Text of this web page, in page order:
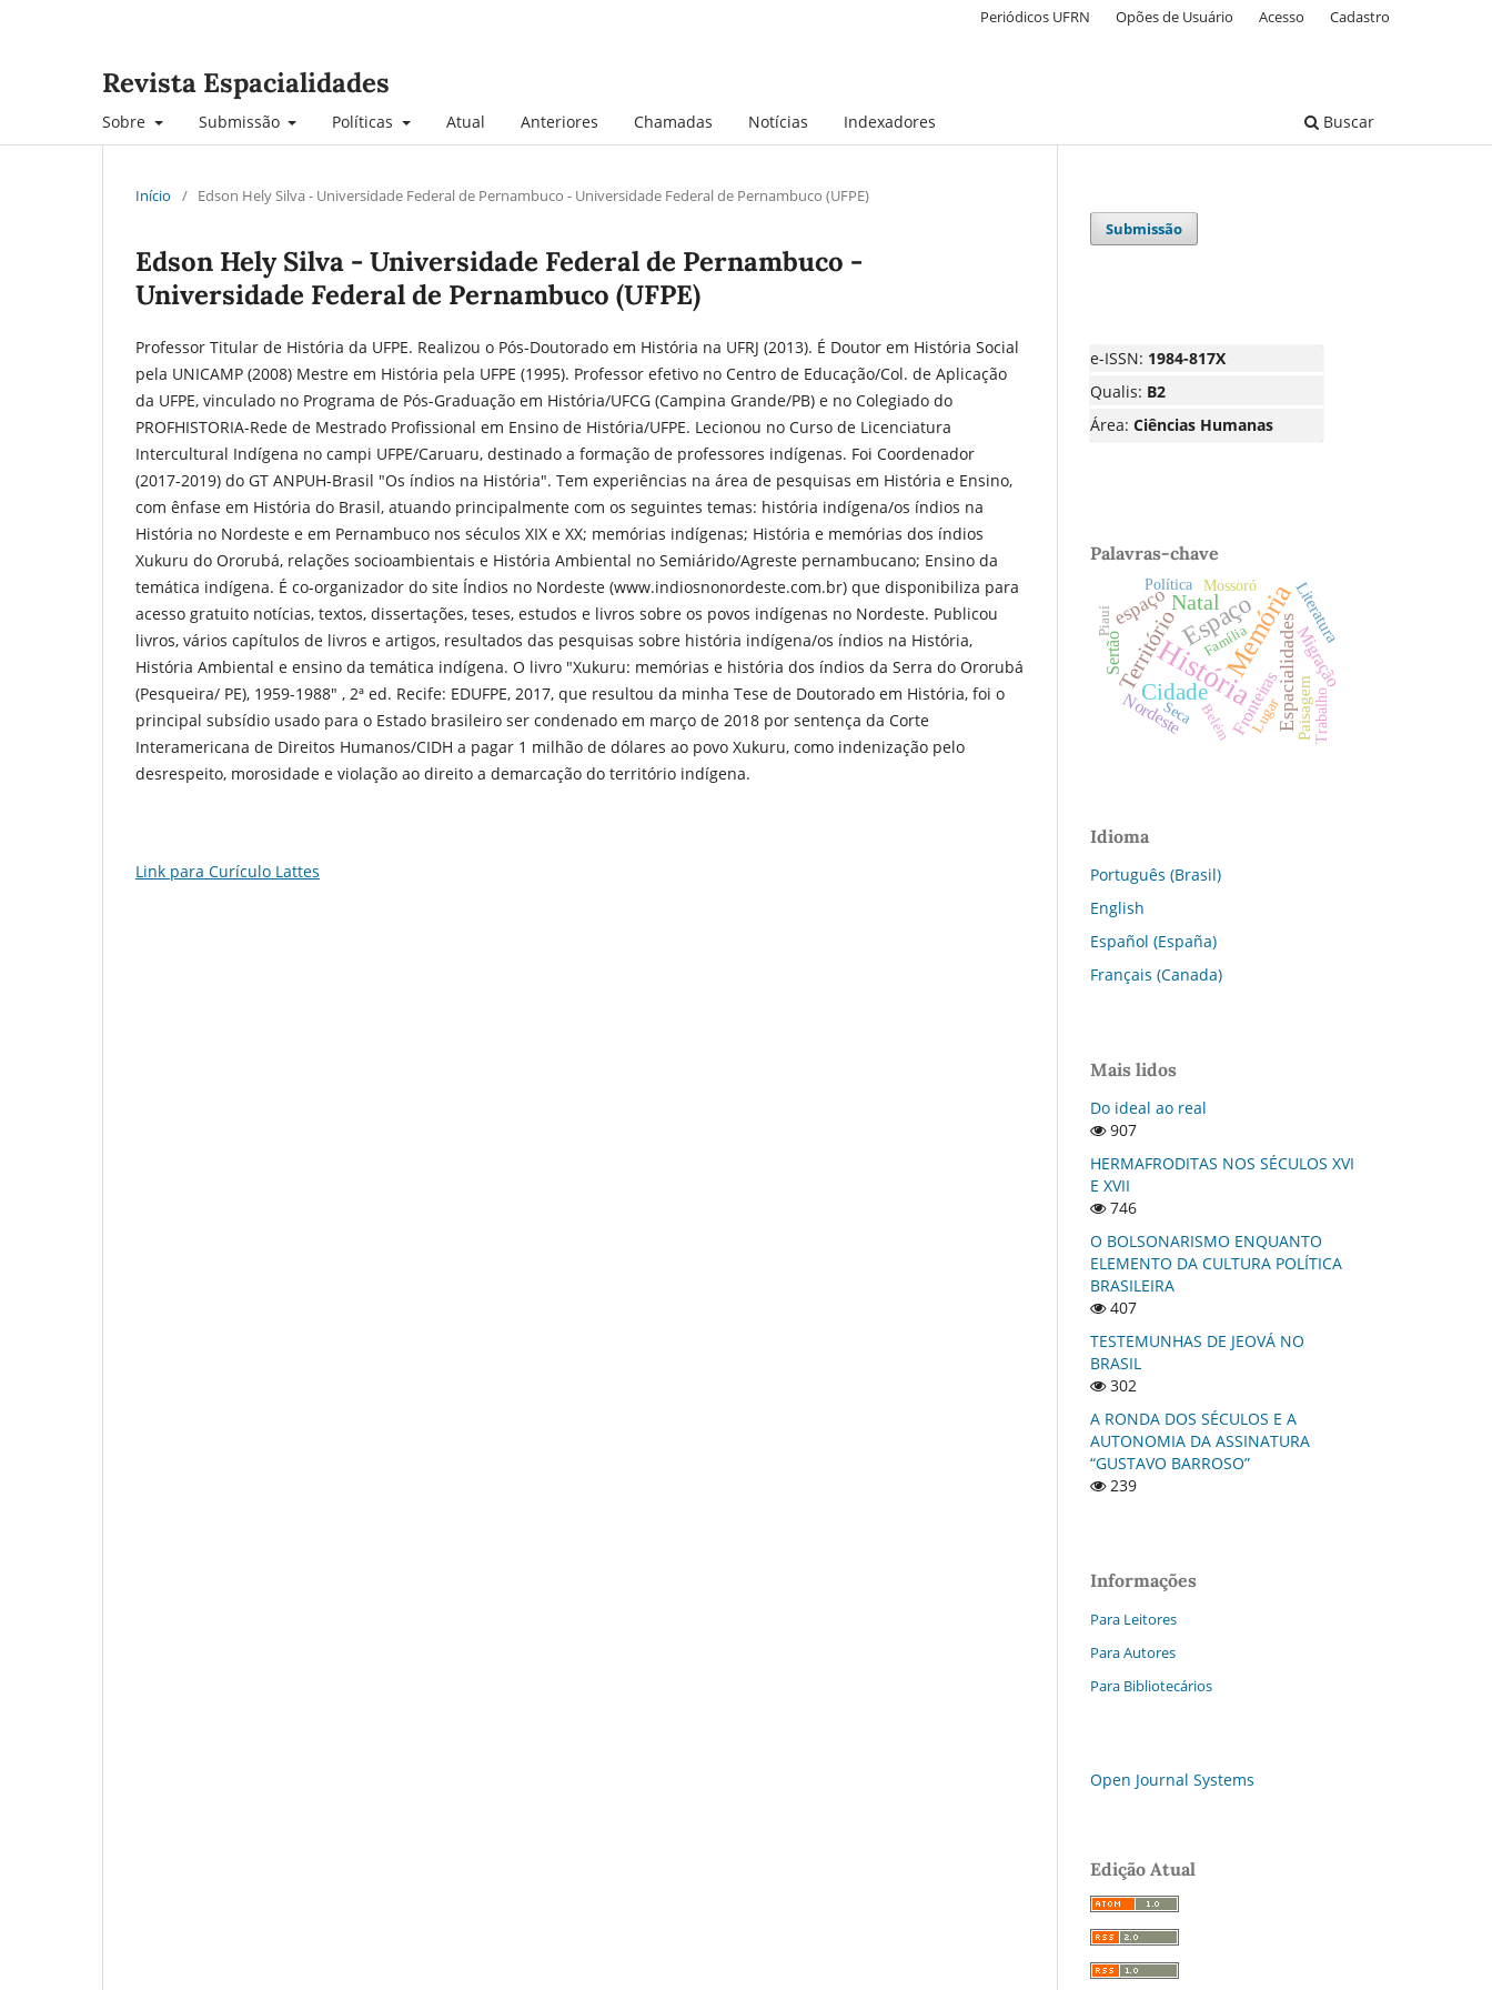
Revista Espacialidades
Sobre Submissão Políticas Atual Anteriores Chamadas Notícias Indexadores Buscar
Periódicos UFRN Opões de Usuário Acesso Cadastro
Início / Edson Hely Silva - Universidade Federal de Pernambuco - Universidade Federal de Pernambuco (UFPE)
Edson Hely Silva - Universidade Federal de Pernambuco -
Universidade Federal de Pernambuco (UFPE)
Professor Titular de História da UFPE. Realizou o Pós-Doutorado em História na UFRJ (2013). É Doutor em História Social
pela UNICAMP (2008) Mestre em História pela UFPE (1995). Professor efetivo no Centro de Educação/Col. de Aplicação
da UFPE, vinculado no Programa de Pós-Graduação em História/UFCG (Campina Grande/PB) e no Colegiado do
PROFHISTORIA-Rede de Mestrado Profissional em Ensino de História/UFPE. Lecionou no Curso de Licenciatura
Intercultural Indígena no campi UFPE/Caruaru, destinado a formação de professores indígenas. Foi Coordenador
(2017-2019) do GT ANPUH-Brasil "Os índios na História". Tem experiências na área de pesquisas em História e Ensino,
com ênfase em História do Brasil, atuando principalmente com os seguintes temas: história indígena/os índios na
História no Nordeste e em Pernambuco nos séculos XIX e XX; memórias indígenas; História e memórias dos índios
Xukuru do Ororubá, relações socioambientais e História Ambiental no Semiárido/Agreste pernambucano; Ensino da
temática indígena. É co-organizador do site Índios no Nordeste (www.indiosnonordeste.com.br) que disponibiliza para
acesso gratuito notícias, textos, dissertações, teses, estudos e livros sobre os povos indígenas no Nordeste. Publicou
livros, vários capítulos de livros e artigos, resultados das pesquisas sobre história indígena/os índios na História,
História Ambiental e ensino da temática indígena. O livro "Xukuru: memórias e história dos índios da Serra do Ororubá
(Pesqueira/ PE), 1959-1988" , 2ª ed. Recife: EDUFPE, 2017, que resultou da minha Tese de Doutorado em História, foi o
principal subsídio usado para o Estado brasileiro ser condenado em março de 2018 por sentença da Corte
Interamericana de Direitos Humanos/CIDH a pagar 1 milhão de dólares ao povo Xukuru, como indenização pelo
desrespeito, morosidade e violação ao direito a demarcação do território indígena.
Link para Curículo Lattes
Submissão
e-ISSN: 1984-817X
Qualis: B2
Área: Ciências Humanas
Palavras-chave
HistóriaMemória
Espaço
Cidade
Território
Natal
Espacialidades
espaço
Migração
Fronteiras
Sertão
Nordeste Paisagem
Literatura
Trabalho
Seca
Política Mossoró
Lugar
Piauí
Família
Belém
Idioma
Português (Brasil)
English
Español (España)
Français (Canada)
Mais lidos
Do ideal ao real
907
HERMAFRODITAS NOS SÉCULOS XVI
E XVII
746
O BOLSONARISMO ENQUANTO
ELEMENTO DA CULTURA POLÍTICA
BRASILEIRA
407
TESTEMUNHAS DE JEOVÁ NO
BRASIL
302
A RONDA DOS SÉCULOS E A
AUTONOMIA DA ASSINATURA
“GUSTAVO BARROSO”
239
Informações
Para Leitores
Para Autores
Para Bibliotecários
Open Journal Systems
Edição Atual